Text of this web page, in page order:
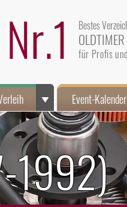
Nr.1 Bestes
für Profis
Event-Kalender
1992)